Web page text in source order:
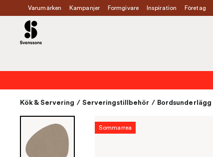
Varumärken Kampanjer Formgivare Inspiration Företag
Kök & Servering / Serveringstillbehör / Bordsunderlägg
Sommarrea